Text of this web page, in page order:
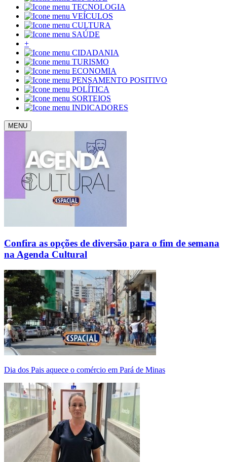
TECNOLOGIA
VEÍCULOS
CULTURA
SAÚDE
+
CIDADANIA
TURISMO
ECONOMIA
PENSAMENTO POSITIVO
POLÍTICA
SORTEIOS
INDICADORES
MENU
Confira as opções de diversão para o fim de semana
na Agenda Cultural
Dia dos Pais aquece o comércio em Pará de Minas